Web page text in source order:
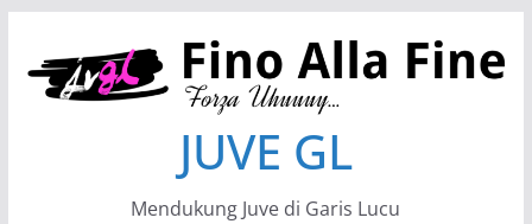
JUVE GL
Mendukung Juve di Garis Lucu